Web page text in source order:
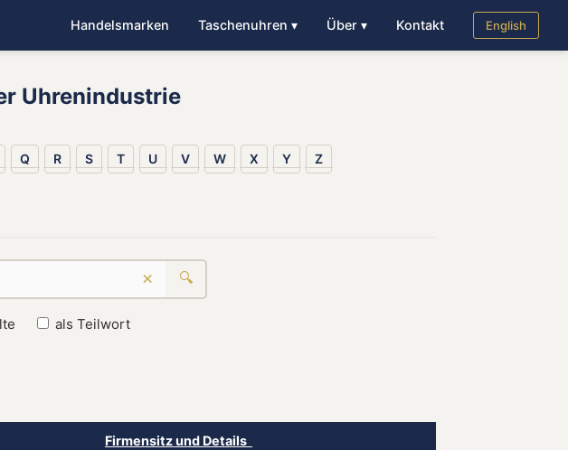
Handelsmarken Taschenuhren ▾ Über ▾ Kontakt English
Uhrenindustrie
Q R S T U V W X Y Z
× 🔍
als Teilwort
Firmensitz und Details